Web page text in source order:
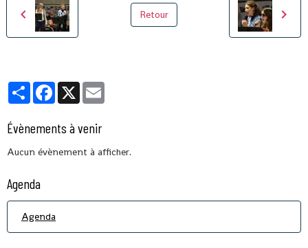
Retour
PartagerFacebook
X
Évènements à venir
Aucun évènement à afficher.
Agenda
Agenda